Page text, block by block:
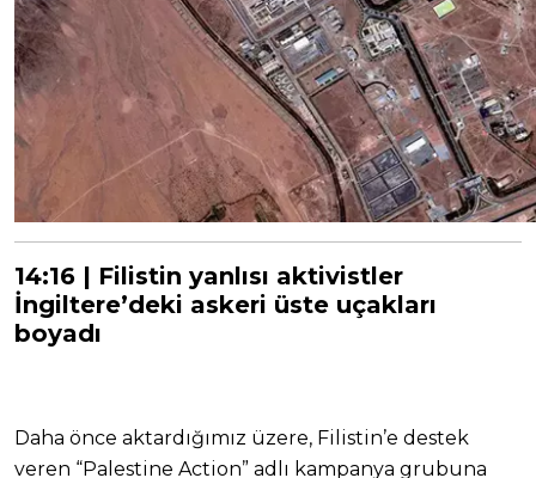
14:16 | Filistin yanlısı aktivistler
İngiltere’deki askeri üste uçakları
boyadı
Daha önce aktardığımız üzere, Filistin’e destek
veren “Palestine Action” adlı kampanya grubuna